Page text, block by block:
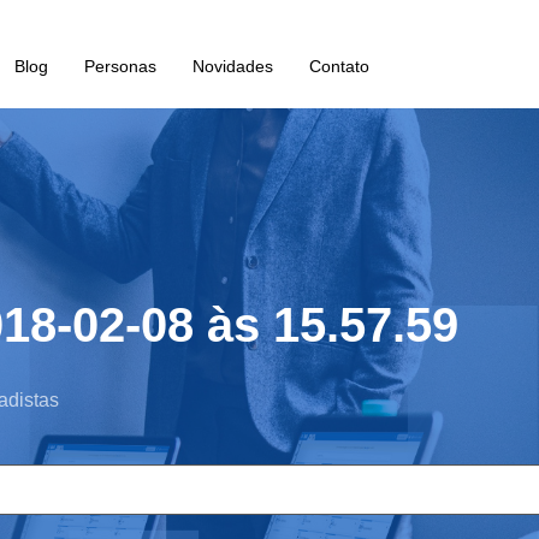
Blog Personas Novidades Contato
02-08 às 15.57.59